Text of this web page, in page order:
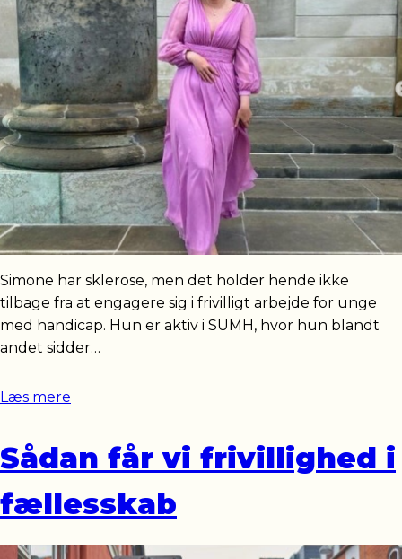
Simone har sklerose, men det holder hende ikke
tilbage fra at engagere sig i frivilligt arbejde for unge
med handicap. Hun er aktiv i SUMH, hvor hun blandt
andet sidder…
Læs mere
Sådan får vi frivillighed i
fællesskab